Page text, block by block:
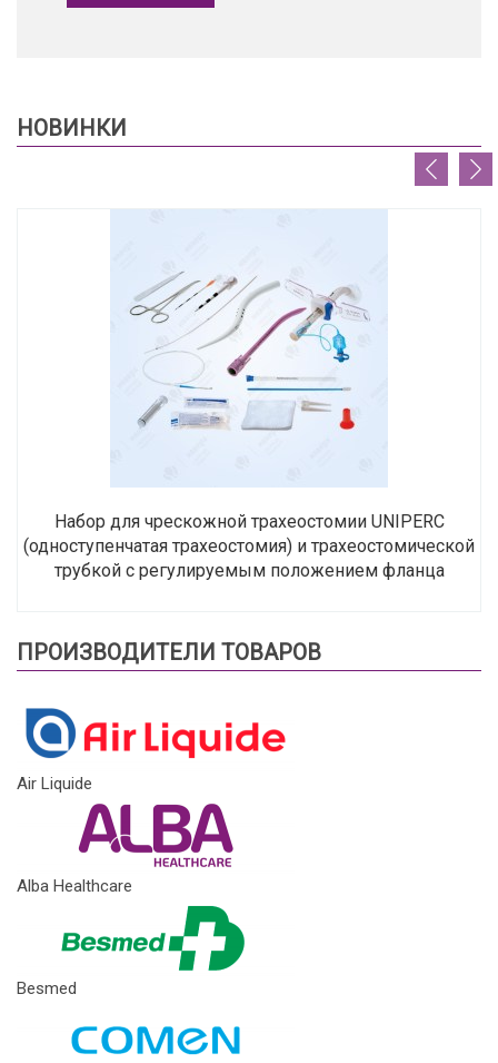
НОВИНКИ
Набор для чрескожной трахеостомии UNIPERC
(одноступенчатая трахеостомия) и трахеостомической
трубкой с регулируемым положением фланца
ПРОИЗВОДИТЕЛИ ТОВАРОВ
Air Liquide
Alba Healthcare
Besmed